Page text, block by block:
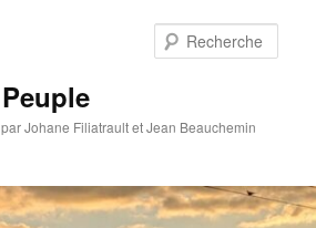
Johane Filiatrault et Jean Beauchemin